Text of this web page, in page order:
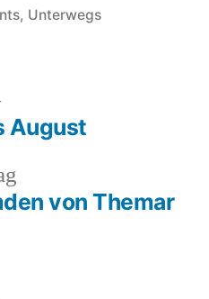
, Unterwegs
Beitrag:
von Themar
Nächster
Beitrag:
August